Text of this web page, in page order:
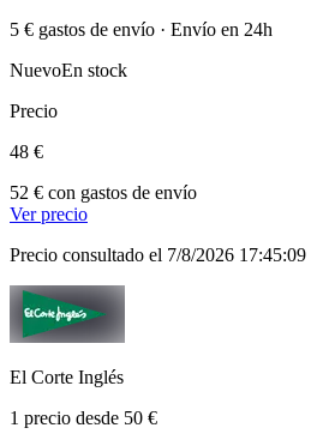
5 € gastos de envío · Envío en 24h
NuevoEn stock
Precio
48 €
52 € con gastos de envío
Ver precio
Precio consultado el 7/8/2026 17:45:09
El Corte Inglés
1 precio desde 50 €